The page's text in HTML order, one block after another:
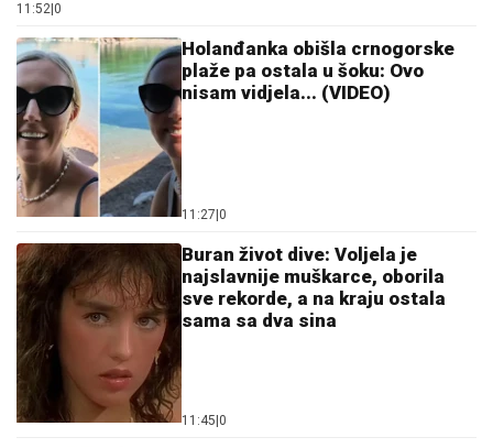
11:52 0
Holanđanka obišla crnogorske
plaže pa ostala u šoku: Ovo
nisam vidjela... (VIDEO)
11:27 0
Buran život dive: Voljela je
najslavnije muškarce, oborila
sve rekorde, a na kraju ostala
sama sa dva sina
11:45 0